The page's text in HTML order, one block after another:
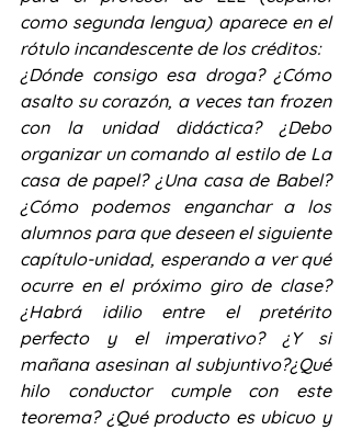
como segunda lengua) aparece en el
rótulo incandescente de los créditos:
¿Dónde consigo esa droga? ¿Cómo
asalto su corazón, a veces tan frozen
con la unidad didáctica? ¿Debo
organizar un comando al estilo de La
casa de papel? ¿Una casa de Babel?
¿Cómo podemos enganchar a los
alumnos para que deseen el siguiente
capítulo-unidad, esperando a ver qué
ocurre en el próximo giro de clase?
¿Habrá idilio entre el pretérito
perfecto y el imperativo? ¿Y si
mañana asesinan al subjuntivo?¿Qué
hilo conductor cumple con este
teorema? ¿Qué producto es ubicuo y